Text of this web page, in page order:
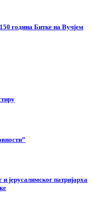
година Битке на Вучјем
јерусалимског патријарха